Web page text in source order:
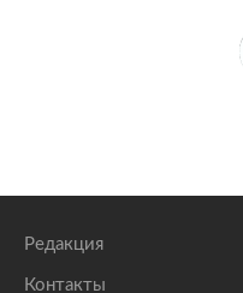
Редакция
Контакты